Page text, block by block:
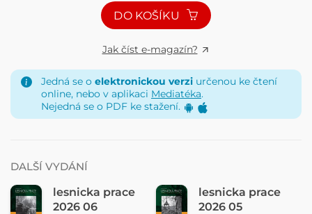
DO KOŠÍKU
Jak číst e-magazín?
Jedná se o elektronickou verzi určenou ke čtení
online, nebo v aplikaci Mediatéka.
Nejedná se o PDF ke stažení.
DALŠÍ VYDÁNÍ
lesnicka prace
2026 06
lesnicka prace
2026 05